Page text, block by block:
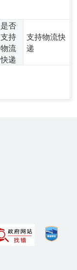
是否
支持
物流
快递
支持物流快
递